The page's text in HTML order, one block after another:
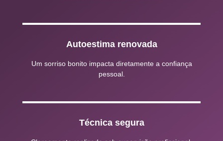
Autoestima renovada
Um sorriso bonito impacta diretamente a confiança
pessoal.
Técnica segura